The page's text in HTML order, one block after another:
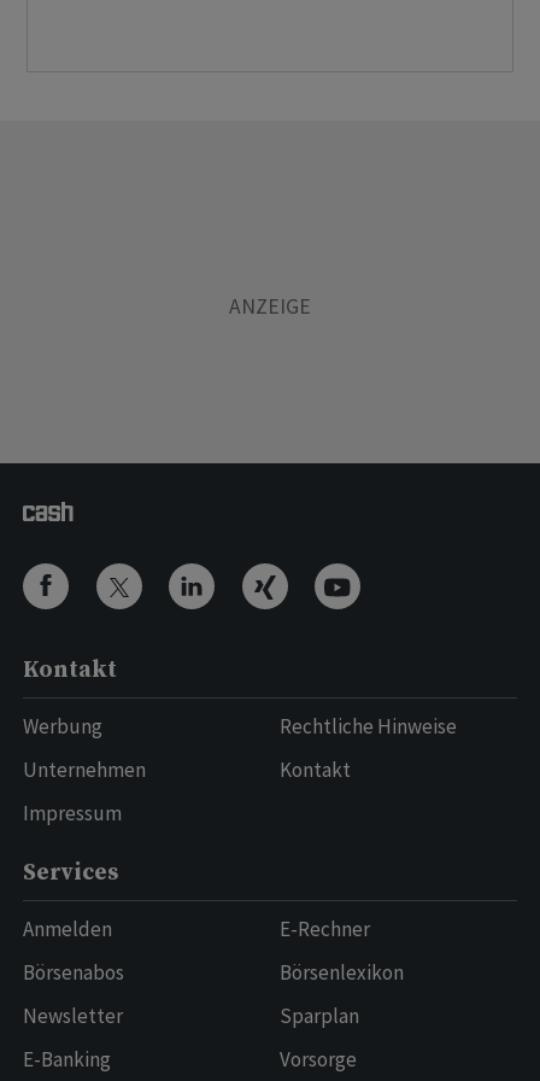
Kontakt
Werbung
Unternehmen
Impressum
Rechtliche Hinweise
Kontakt
Services
Anmelden
Börsenabos
Newsletter
E-Banking
E-Rechner
Börsenlexikon
Sparplan
Vorsorge